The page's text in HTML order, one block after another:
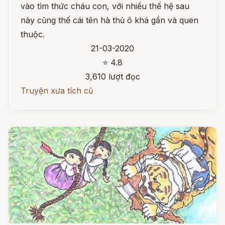
vào tìm thức cháu con, với nhiều thế hệ sau
này cũng thế cái tên hà thủ ô khá gần và quen
thuộc.
21-03-2020
⭐ 4.8
3,610 lượt đọc
Truyện xưa tích cũ